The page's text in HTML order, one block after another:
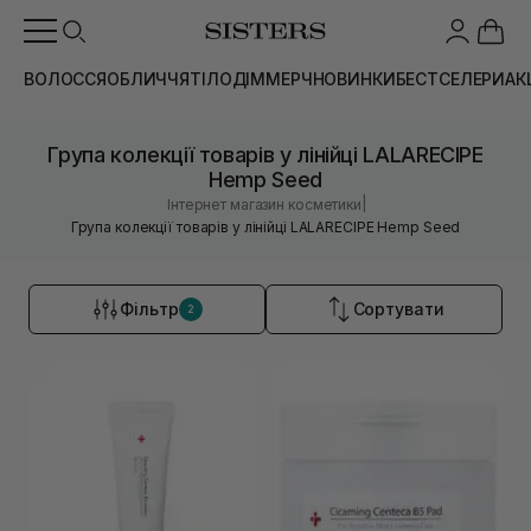
ВОЛОССЯОБЛИЧЧЯТІЛОДІММЕРЧНОВИНКИБЕСТСЕЛЕРИ
Група колекції товарів у лінійці LALARECIPE
Hemp Seed
Інтернет магазин косметики
Група колекції товарів у лінійці LALARECIPE Hemp Seed
Фільтр 2 Сортувати